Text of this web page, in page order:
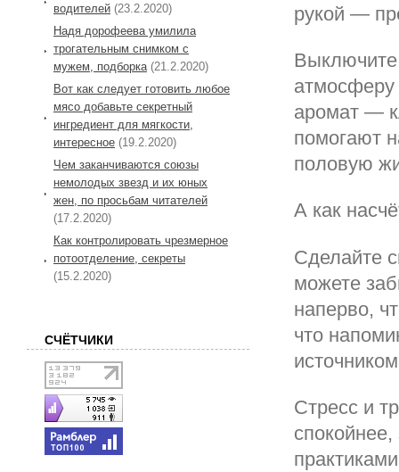
рукой —
Выключите
атмосферу
аромат —
помогают
половую
А как
Сделайте
можете
наперво,
что
Стресс и
водителей (23.2.2020)
Надя дорофеева умилила
трогательным снимком с
мужем, подборка (21.2.2020)
Вот как следует готовить любое
мясо добавьте секретный
ингредиент для мягкости,
интересное (19.2.2020)
Чем заканчиваются союзы
немолодых звезд и их юных
жен, по просьбам читателей
(17.2.2020)
Как контролировать чрезмерное
потоотделение, секреты
(15.2.2020)
СЧЁТЧИКИ